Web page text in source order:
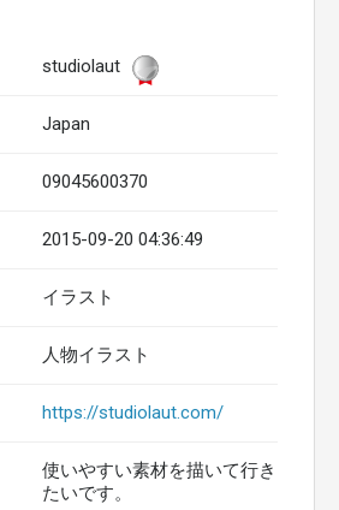
studiolaut
Japan
09045600370
2015-09-20 04:36:49
イラスト
人物イラスト
https://studiolaut.com/
使いやすい素材を描いて行き
たいです。